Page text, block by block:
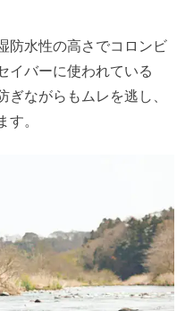
防水性の高さでコロンビ
イバーに使われている
ぎながらもムレを逃し、
。